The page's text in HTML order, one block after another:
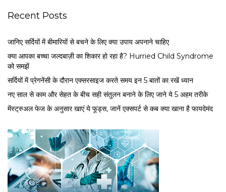
Recent Posts
जानिए सर्दियों में बीमारियों से बचने के लिए क्या उपाय अपनाने चाहिए
क्या आपका बच्चा जल्दबाज़ी का शिकार हो रहा है? Hurried Child Syndrome
को समझें
सर्द‍ियों में प्रेगनेंसी के दौरान एक्सरसाइज करते समय इन 5 बातों का रखें ध्यान
नए साल से काम और सेहत के बीच सही संतुलन बनाने के लिए जाने ये 5 अहम तरीके
मेंस्ट्रुअल फेज के अनुसार खाएं ये फूड्स, जानें एक्सपर्ट से कब क्या खाना है फायदेमंद